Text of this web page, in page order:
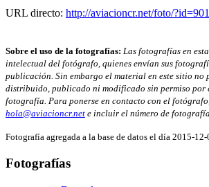
URL directo: http://aviacioncr.net/foto/
Sobre el uso de la fotografías: Las fotografías en
intelectual del fotógrafo, quienes envían sus
publicación. Sin embargo el material en este sitio no
distribuido, publicado ni modificado sin permiso por
fotografía. Para ponerse en contacto con el
hola@aviacioncr.net e incluir el número de
Fotografía agregada a la base de datos el día 2015-
Fotografías